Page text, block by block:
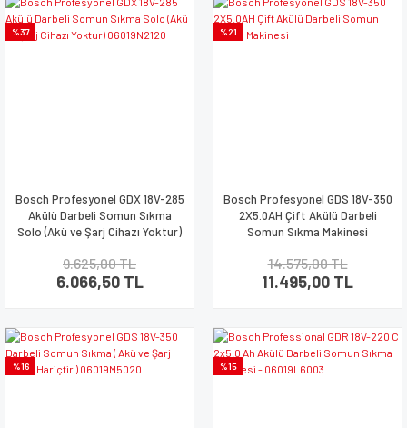
%37
Bosch Profesyonel GDX 18V-285
Akülü Darbeli Somun Sıkma
Solo (Akü ve Şarj Cihazı Yoktur)
9.625,00 TL
6.066,50 TL
%21
Bosch Profesyonel GDS 18V-350
2X5.0AH Çift Akülü Darbeli
Somun Sıkma Makinesi
14.575,00 TL
11.495,00 TL
%16 %15